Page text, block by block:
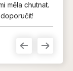
měla chutnat.